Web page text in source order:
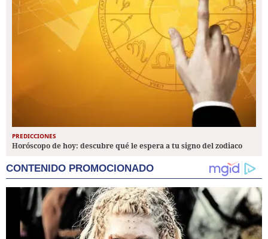
PREDICCIONES
Horóscopo de hoy: descubre qué le espera a tu signo del zodiaco
CONTENIDO PROMOCIONADO